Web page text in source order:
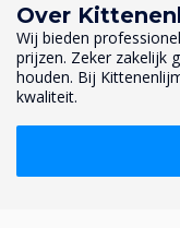
Over
Wij bieden
prijzen. Zeker zakelijk
houden. Bij
kwaliteit.